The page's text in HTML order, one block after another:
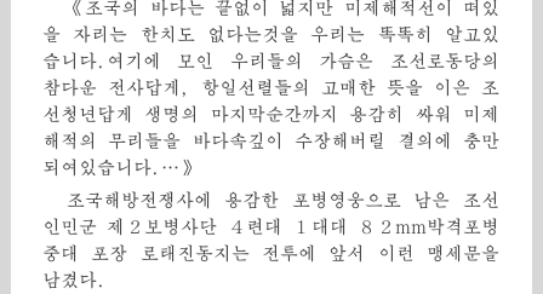
《조국의 바다는 끝없이 넓지만 미제해적선이 떠있
을 자리는 한치도 없다는것을 우리는 똑똑히 알고있
습니다.여기에 모인 우리들의 가슴은 조선로동당의
참다운 전사답게, 항일선렬들의 고매한 뜻을 이은 조
선청년답게 생명의 마지막순간까지 용감히 싸워 미제
해적의 무리들을 바다속깊이 수장해버릴 결의에 충만
되여있습니다.…》
조국해방전쟁사에 용감한 포병영웅으로 남은 조선
인민군 제２보병사단 ４련대 １대대 ８２mm박격포병
중대 포장 로태진동지는 전투에 앞서 이런 맹세문을
남겼다.